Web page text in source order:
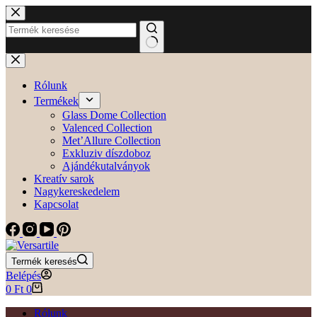
Skip
to
content
No
results
Rólunk
Termékek
Glass Dome Collection
Valenced Collection
Met’Allure Collection
Exkluziv díszdoboz
Ajándékutalványok
Kreatív sarok
Nagykereskedelem
Kapcsolat
Termék keresés
Belépés
Shopping
0 Ft 0
Rólunk